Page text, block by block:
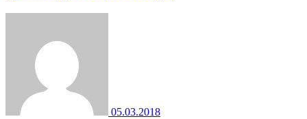
05.03.2018